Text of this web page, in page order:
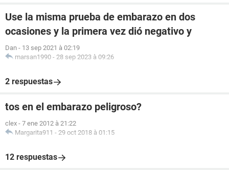
Use la misma prueba de embarazo en dos
ocasiones y la primera vez dió negativo y
Dan - 13 sep 2021 à 02:19
marsan1990 - 28 sep 2023 à 09:26
2 respuestas
tos en el embarazo peligroso?
clex - 7 ene 2012 à 21:22
Margarita911 - 29 oct 2018 à 01:15
12 respuestas